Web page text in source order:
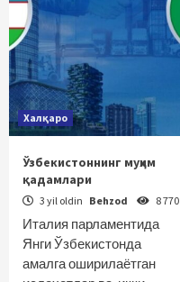
Халқаро
Ўзбекистоннинг муҳим
қадамлари
3 yil oldin Behzod 8 770
Италия парламентида
Янги Ўзбекистонда
амалга оширилаётган